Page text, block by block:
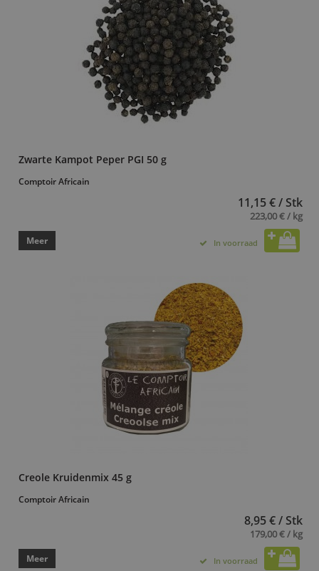
Zwarte Kampot Peper PGI 50 g
Comptoir Africain
11,15 € / Stk
223,00 € / kg
Meer In voorraad
Creole Kruidenmix 45 g
Comptoir Africain
8,95 € / Stk
179,00 € / kg
Meer In voorraad